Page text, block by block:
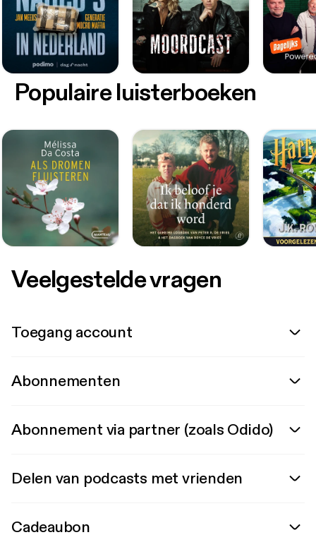
Populaire luisterboeken
Veelgestelde vragen
Toegang account
Abonnementen
Abonnement via partner (zoals Odido)
Delen van podcasts met vrienden
Cadeaubon